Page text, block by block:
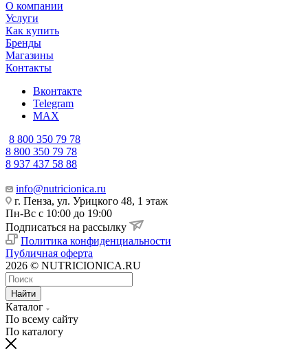
О компании
Услуги
Как купить
Бренды
Магазины
Контакты
Вконтакте
Telegram
MAX
8 800 350 79 78
8 800 350 79 78
8 937 437 58 88
info@nutricionica.ru
г. Пенза, ул. Урицкого 48, 1 этаж
Пн-Вс с 10:00 до 19:00
Подписаться на рассылку
Политика конфиденциальности
Публичная оферта
2026 © NUTRICIONICA.RU
Найти
Каталог
По всему сайту
По каталогу